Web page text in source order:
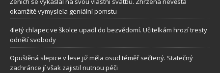
okamžitě vymyslela geniální pomstu
4letý chlapec ve školce upadl do bezvědomí. Učitelkám hrozí tresty
odnětí svobody
Opuštěná slepice v lese již měla osud téměř sečtený. Statečný
zachránce jí však zajistil nutnou péči